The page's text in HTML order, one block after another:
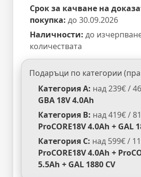
Срок за качване на
покупка: до 30.09.2026
Наличности: до
количествата
Подаръци по категории
Категория A: над 239€ /
GBA 18V 4.0Ah
Категория B: над 419€ /
ProCORE18V 4.0Ah + GAL
Категория C: над 599€ /
ProCORE18V 4.0Ah +
5.5Ah + GAL 1880 CV